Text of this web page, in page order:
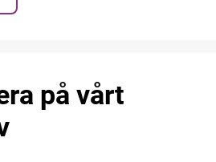
på vårt